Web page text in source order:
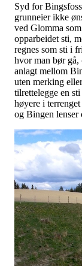
Syd for
grunneier ikke
ved Glomma
opparbeidet sti,
regnes som sti i
hvor man bør
anlagt mellom
uten merking
tilrettelegge en
høyere i
og Bingen lenser